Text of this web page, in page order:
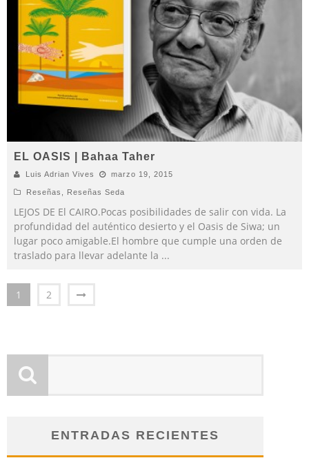
EL OASIS | Bahaa Taher
Luis Adrian Vives marzo 19, 2015
Reseñas Reseñas Seda
LEJOS DE El CAIRO.Pocas posibilidades de salir con vida. La
profundidad del auténtico desierto y el Oasis de Siwa; un
lugar poco amigable.El hombre que cumple una orden de
traslado para llevar adelante la ...
1 2
ENTRADAS RECIENTES